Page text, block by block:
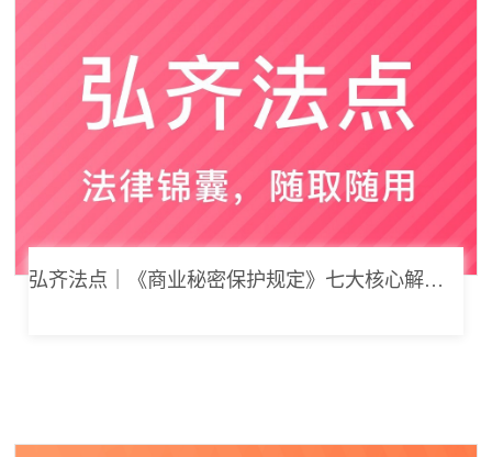
弘齐法点｜《商业秘密保护规定》七大核心解读，浅谈企业商业秘密合规管理新思路